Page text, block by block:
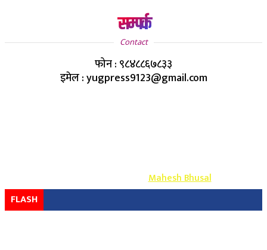
सम्पर्क
Contact
फोन : ९८४८८६७८३३
इमेल : yugpress9123@gmail.com
Design & Develop By-Mahesh Bhusal
FLASH